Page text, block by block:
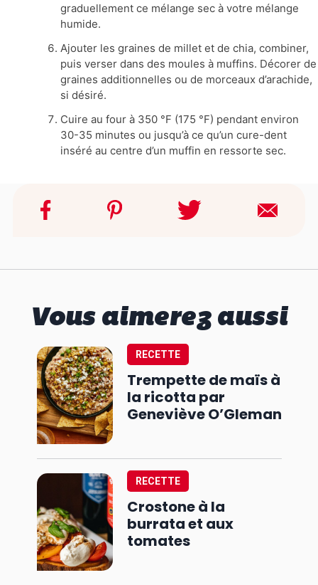
graduellement ce mélange sec à votre mélange
humide.
Ajouter les graines de millet et de chia, combiner,
puis verser dans des moules à muffins. Décorer de
graines additionnelles ou de morceaux d’arachide,
si désiré.
Cuire au four à 350 °F (175 °F) pendant environ
30-35 minutes ou jusqu’à ce qu’un cure-dent
inséré au centre d’un muffin en ressorte sec.
Vous aimerez aussi
RECETTE
Trempette de maïs à
la ricotta par
Geneviève O’Gleman
RECETTE
Crostone à la
burrata et aux
tomates